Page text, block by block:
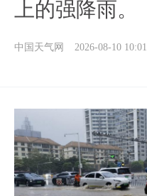
上的强降雨。
中国天气网 2026-08-10 10:01